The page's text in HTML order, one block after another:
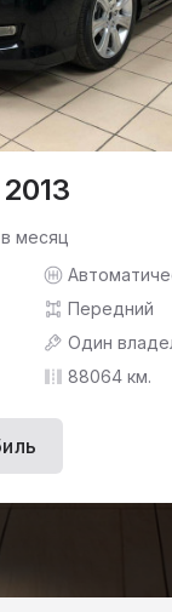
месяц
Передний
Один
88064 км.